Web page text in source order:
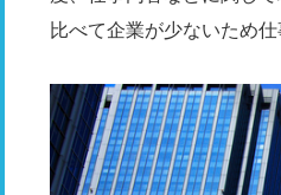
比べて企業が少ないため